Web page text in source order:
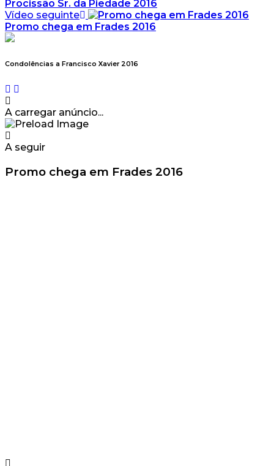
Procissão Sr. da Piedade 2016
Vídeo seguinte
Promo chega em Frades 2016
Condolências a Francisco Xavier 2016
A carregar anúncio...
A seguir
Promo chega em Frades 2016